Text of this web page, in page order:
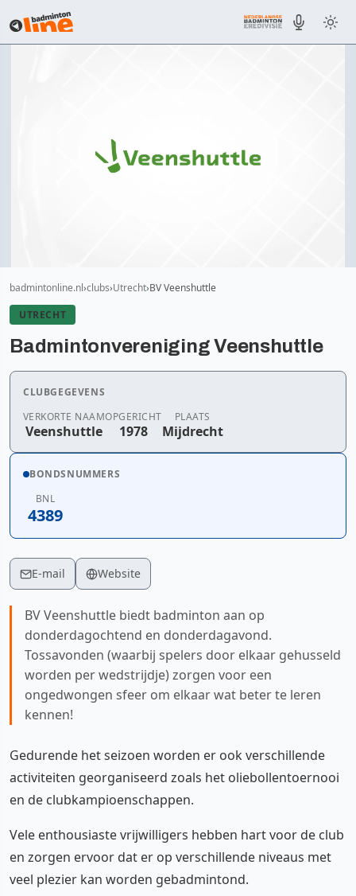
badmintonline.nl clubs Utrecht BV Veenshuttle
UTRECHT
Badmintonvereniging Veenshuttle
CLUBGEGEVENS
VERKORTE NAAM
Veenshuttle
OPGERICHT
1978
PLAATS
Mijdrecht
BONDSNUMMERS
BNL
4389
E-mail Website
BV Veenshuttle biedt badminton aan op
donderdagochtend en donderdagavond.
Tossavonden (waarbij spelers door elkaar gehusseld
worden per wedstrijdje) zorgen voor een
ongedwongen sfeer om elkaar wat beter te leren
kennen!
Gedurende het seizoen worden er ook verschillende
activiteiten georganiseerd zoals het oliebollentoernooi
en de clubkampioenschappen.
Vele enthousiaste vrijwilligers hebben hart voor de club
en zorgen ervoor dat er op verschillende niveaus met
veel plezier kan worden gebadmintond.